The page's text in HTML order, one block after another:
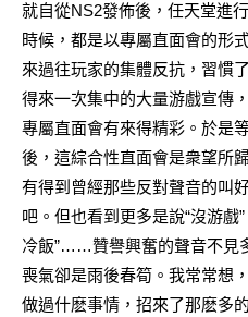
就自從NS2發佈後，任天堂進
時候，都是以專屬直面會的形
來過往玩家的集體反抗，習慣
得來一次集中的大量游戲宣傳
專屬直面會有來得精彩。於是
後，這綜合性直面會是衆望所
有得到曾經那些反對聲音的叫
吧。但也看到更多是說“沒游戲
冷飯”……贊譽興奮的聲音不見
喪氣卻是雨後春筍。我常常想
做過什麽事情，招來了那麽多